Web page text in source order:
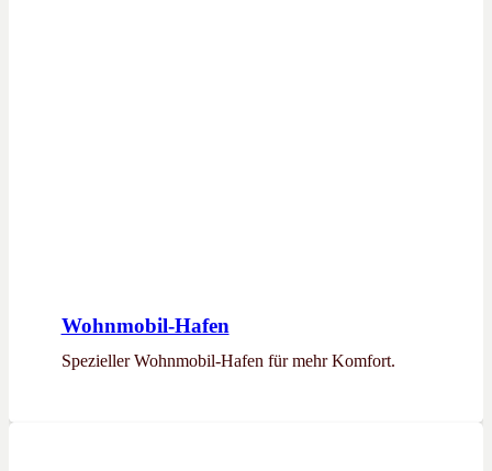
Wohnmobil-Hafen
Spezieller Wohnmobil-Hafen für mehr Komfort.